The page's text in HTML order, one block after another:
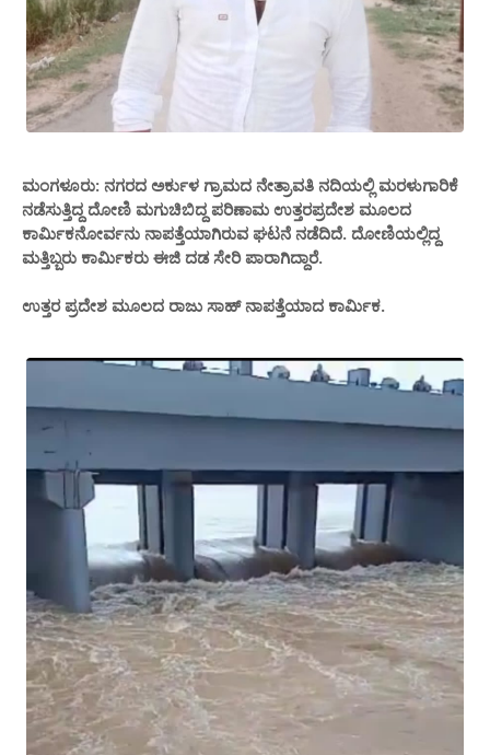
ಮಂಗಳೂರು: ನಗರದ ಅರ್ಕುಳ ಗ್ರಾಮದ ನೇತ್ರಾವತಿ ನದಿಯಲ್ಲಿ ಮರಳುಗಾರಿಕೆ
ನಡೆಸುತ್ತಿದ್ದ ದೋಣಿ ಮಗುಚಿಬಿದ್ದ ಪರಿಣಾಮ ಉತ್ತರಪ್ರದೇಶ ಮೂಲದ
ಕಾರ್ಮಿಕನೋರ್ವನು ನಾಪತ್ತೆಯಾಗಿರುವ ಘಟನೆ ನಡೆದಿದೆ. ದೋಣಿಯಲ್ಲಿದ್ದ
ಮತ್ತಿಬ್ಬರು ಕಾರ್ಮಿಕರು ಈಜಿ ದಡ ಸೇರಿ ಪಾರಾಗಿದ್ದಾರೆ.
ಉತ್ತರ ಪ್ರದೇಶ ಮೂಲದ ರಾಜು ಸಾಹ್ ನಾಪತ್ತೆಯಾದ ಕಾರ್ಮಿಕ.